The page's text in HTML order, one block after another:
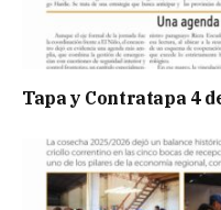
Tapa y Contratapa 4